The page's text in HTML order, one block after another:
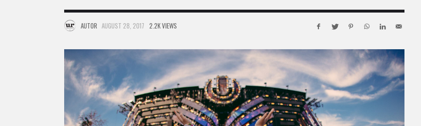
AUTOR AUGUST 28, 2017 2.2K VIEWS